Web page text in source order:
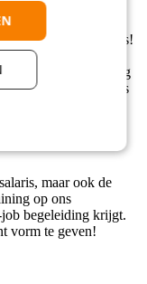
je terug in je salaris!
en € 17,80, inclusief
zondagen? Dan krijg
volledig vergoed als
een gedeeltelijke
maar ook de
op ons
begeleiding krijgt.
vorm te geven!